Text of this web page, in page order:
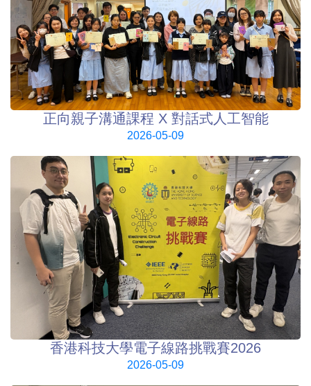
正向親子溝通課程 X 對話式人工智能
2026-05-09
香港科技大學電子線路挑戰賽2026
2026-05-09